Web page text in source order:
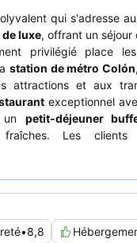
qui s'adresse
luxe, offrant un séjour
privilégié place
station de métro Colón
attractions et aux
exceptionnel
un petit-déjeuner
Les clients
agréable. Pour une
•8,8